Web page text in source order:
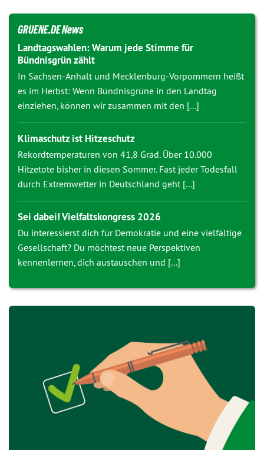
GRUENE.DE News
Landtagswahlen: Warum jede Stimme für
Bündnisgrün zählt
In Sachsen-Anhalt und Mecklenburg-Vorpommern heißt
es im Herbst: Wenn Bündnisgrüne in den Landtag
einziehen, können wir zusammen mit den [...]
Klimaschutz ist Hitzeschutz
Rekordtemperaturen von 41,8 Grad. Über 10.000
Hitzetote bisher in diesen Sommer. Fast jeder Todesfall
durch Extremwetter in Deutschland geht [...]
Sei dabei! Vielfaltskongress 2026
Du interessierst dich für Demokratie und eine vielfältige
Gesellschaft? Du möchtest neue Perspektiven
kennenlernen, dich austauschen und [...]